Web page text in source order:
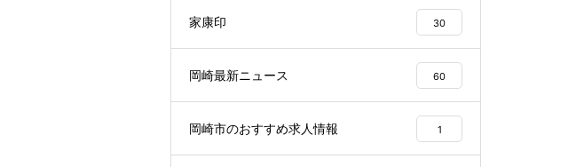
家康印 30
岡崎最新ニュース 60
岡崎市のおすすめ求人情報 1